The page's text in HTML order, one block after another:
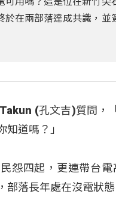
於在兩部落達成共識，
(孔文吉)質問，
知道嗎？」
民怨四起，更連帶台
部落長年處在沒電狀